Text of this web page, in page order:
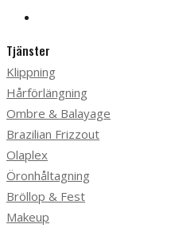
Tjänster
Klippning
Hårförlängning
Ombre & Balayage
Brazilian Frizzout
Olaplex
Öronhåltagning
Bröllop & Fest
Makeup